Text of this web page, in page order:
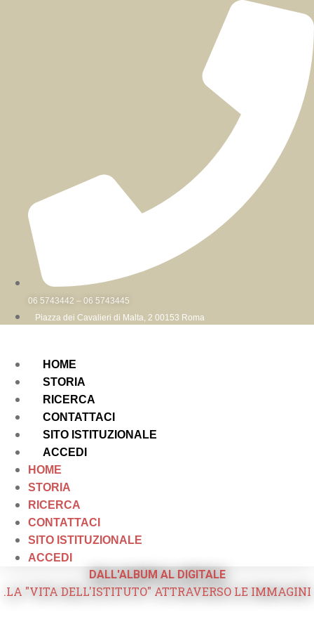
06 5743442 – 06 5743445
Piazza dei Cavalieri di Malta, 2 00153 Roma
HOME
STORIA
RICERCA
CONTATTACI
SITO ISTITUZIONALE
ACCEDI
HOME
STORIA
RICERCA
CONTATTACI
SITO ISTITUZIONALE
ACCEDI
DALL'ALBUM AL DIGITALE
.LA "VITA DELL'ISTITUTO" ATTRAVERSO LE IMMAGINI